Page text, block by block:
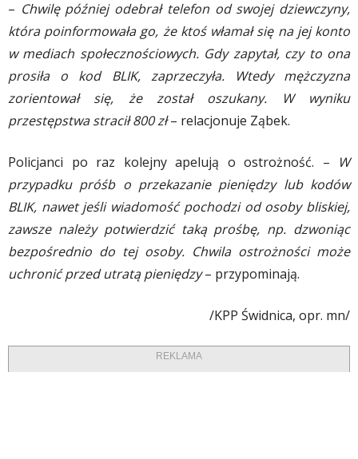
– Chwilę później odebrał telefon od swojej dziewczyny,
która poinformowała go, że ktoś włamał się na jej konto
w mediach społecznościowych. Gdy zapytał, czy to ona
prosiła o kod BLIK, zaprzeczyła. Wtedy mężczyzna
zorientował się, że został oszukany. W wyniku
przestępstwa stracił 800 zł– relacjonuje Ząbek.
Policjanci po raz kolejny apelują o ostrożność. –
W
przypadku próśb o przekazanie pieniędzy lub kodów
BLIK, nawet jeśli wiadomość pochodzi od osoby bliskiej,
zawsze należy potwierdzić taką prośbę, np. dzwoniąc
bezpośrednio do tej osoby. Chwila ostrożności może
uchronić przed utratą pieniędzy– przypominają.
/KPP Świdnica, opr. mn/
REKLAMA